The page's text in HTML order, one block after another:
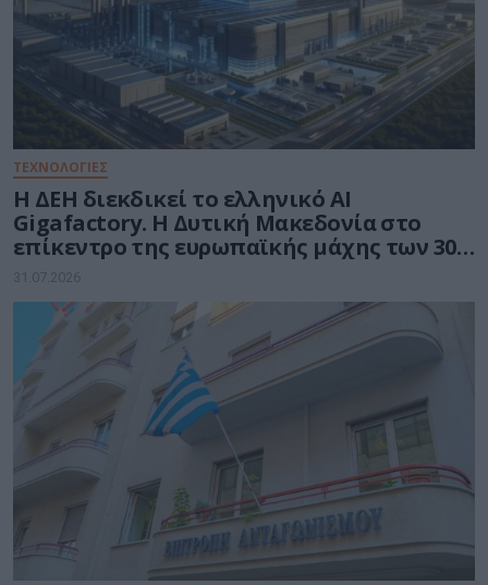
ΤΕΧΝΟΛΟΓΙΕΣ
Η ΔΕΗ διεκδικεί το ελληνικό AI
Gigafactory. Η Δυτική Μακεδονία στο
επίκεντρο της ευρωπαϊκής μάχης των 30
δισ. ευρώ για την Τεχνητή Νοημοσύνη
31.07.2026